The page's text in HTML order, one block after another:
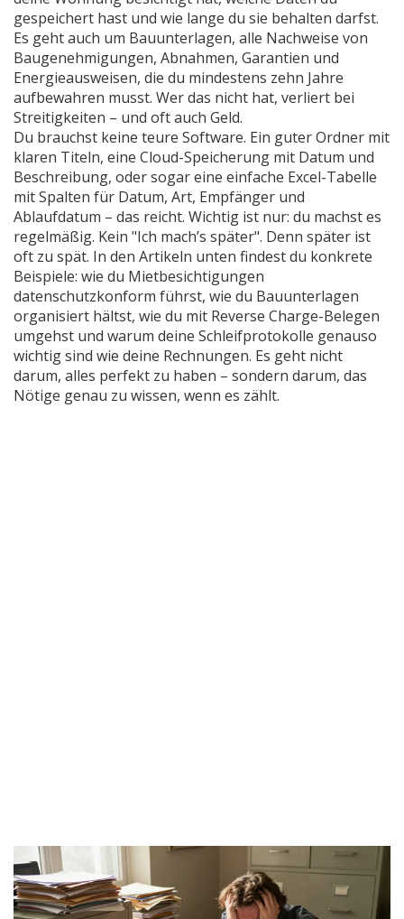
gespeichert hast und wie lange du sie behalten darfst.
Es geht auch um Bauunterlagen, alle Nachweise von
Baugenehmigungen, Abnahmen, Garantien und
Energieausweisen, die du mindestens zehn Jahre
aufbewahren musst. Wer das nicht hat, verliert bei
Streitigkeiten – und oft auch Geld.
Du brauchst keine teure Software. Ein guter Ordner mit
klaren Titeln, eine Cloud-Speicherung mit Datum und
Beschreibung, oder sogar eine einfache Excel-Tabelle
mit Spalten für Datum, Art, Empfänger und
Ablaufdatum – das reicht. Wichtig ist nur: du machst es
regelmäßig. Kein "Ich mach’s später". Denn später ist
oft zu spät. In den Artikeln unten findest du konkrete
Beispiele: wie du Mietbesichtigungen
datenschutzkonform führst, wie du Bauunterlagen
organisiert hältst, wie du mit Reverse Charge-Belegen
umgehst und warum deine Schleifprotokolle genauso
wichtig sind wie deine Rechnungen. Es geht nicht
darum, alles perfekt zu haben – sondern darum, das
Nötige genau zu wissen, wenn es zählt.